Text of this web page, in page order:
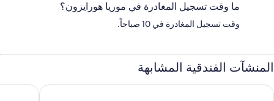
ما وقت تسجيل المغادرة في موريا هورايزون؟
وقت تسجيل المغادرة في 10 صباحاً.
المنشآت الفندقية المشابهة
نينامو بيرل جيست هاوس هوتل